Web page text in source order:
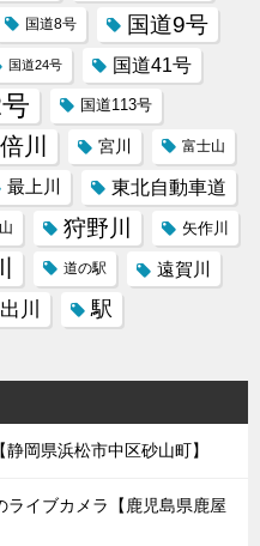
国道8号 国道9号
国道24号 国道41号
国道113号
川 宮川 富士山
最上川 東北自動車道
狩野川 矢作川
道の駅
遠賀川
川 駅
岡県浜松市中区砂山町】
ライブカメラ【鹿児島県鹿屋